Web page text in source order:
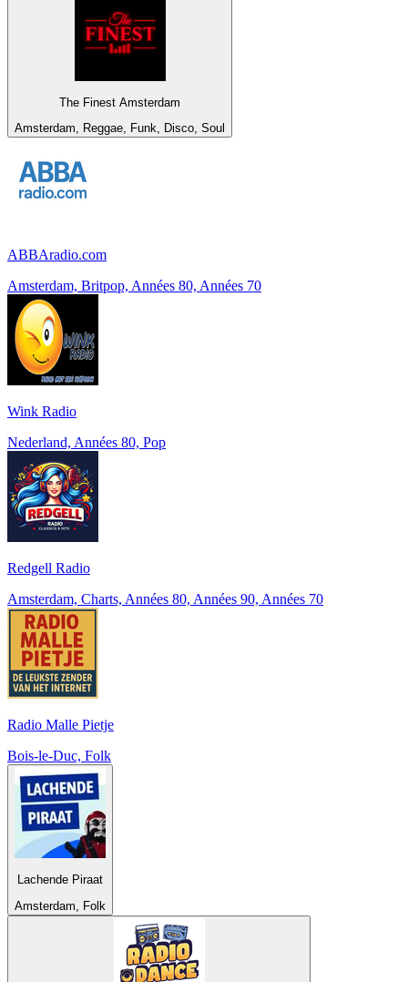
The Finest Amsterdam
Amsterdam, Reggae, Funk, Disco, Soul
ABBAradio.com
Amsterdam, Britpop, Années 80, Années 70
Wink Radio
Nederland, Années 80, Pop
Redgell Radio
Amsterdam, Charts, Années 80, Années 90, Années 70
Radio Malle Pietje
Bois-le-Duc, Folk
Lachende Piraat
Amsterdam, Folk